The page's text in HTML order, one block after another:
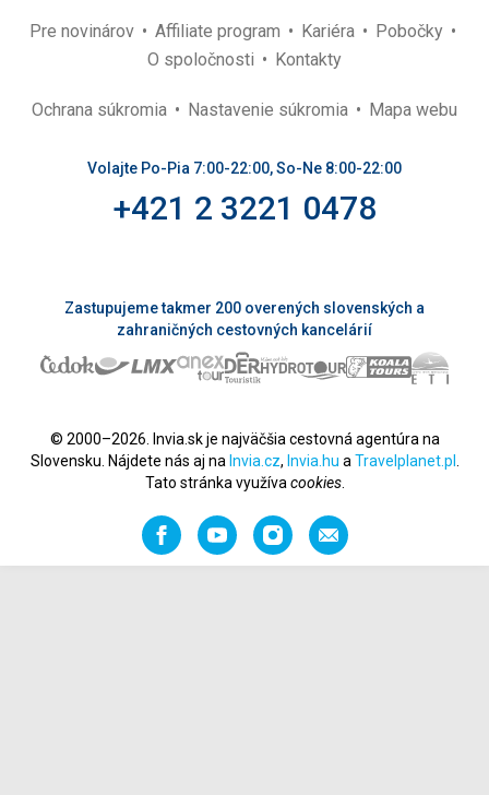
Pre novinárov Affiliate program Kariéra
Pobočky
O spoločnosti
Kontakty
Ochrana súkromia Nastavenie súkromia Mapa webu
Volajte Po-Pia 7:00-22:00, So-Ne 8:00-22:00
+421 2 3221 0478
Zastupujeme takmer 200 overených slovenských a
zahraničných cestovných kancelárií
© 2000–2026. Invia.sk je najväčšia cestovná agentúra na
Slovensku. Nájdete nás aj na Invia.cz, Invia.hu a Travelplanet.pl
Tato stránka využíva cookies.
FacebookYouTubeInstagramOdporučiť